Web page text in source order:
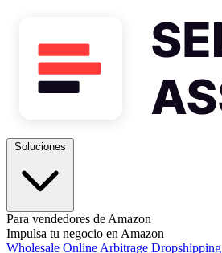
Para vendedores de Amazon
Impulsa tu negocio en Amazon
Wholesale Online Arbitrage Dropshipping